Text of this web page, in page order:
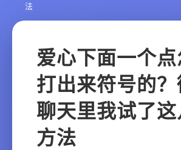
法
爱心下面一个
打出来符号的
聊天里我试了
方法